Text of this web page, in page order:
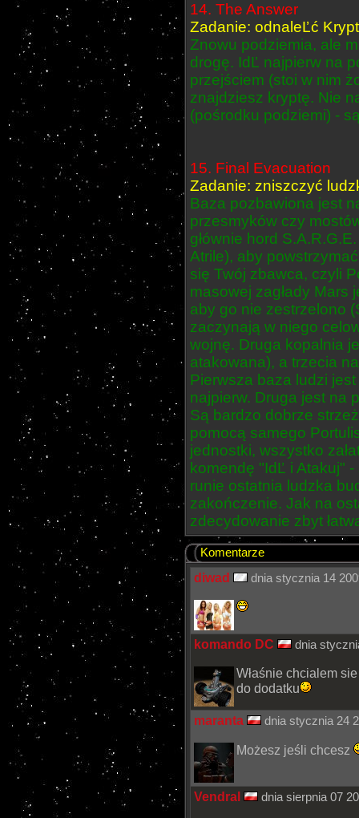
14. The Answer
Zadanie: odnaleĽć
Znowu podziemia, ale
drogę. IdĽ najpierw na
przejściem (stoi w nim
znajdziesz kryptę. Nie
(pośrodku podziemi) -
15. Final Evacuation
Zadanie: zniszczyć
Baza pozbawiona jest
przesmyków czy
głównie hord
Atrile), aby
się Twój zbawca, czyli
masowej zagłady Mars
aby go nie zestrzelono
zaczynają w niego
wojnę. Druga kopalnia
atakowana), a trzecia
Pierwsza baza ludzi
najpierw. Druga jest na
Są bardzo dobrze
pomocą samego
jednostki, wszystko
komendę "IdĽ i Atakuj"
runie ostatnia ludzka
zakończenie. Jak na
zdecydowanie zbyt
Komentarze
diwad
dnia stycznia 14
komando DC dnia
Właśnie chcialem
do dodatku
maranta dnia stycznia 24
Możesz jeśli chcesz
Vendral dnia sierpnia 07